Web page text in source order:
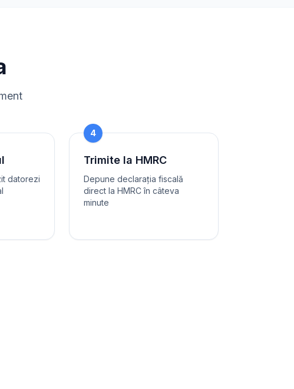
datorezi
4
Trimite la HMRC
Depune declarația fiscală
direct la HMRC în câteva
minute